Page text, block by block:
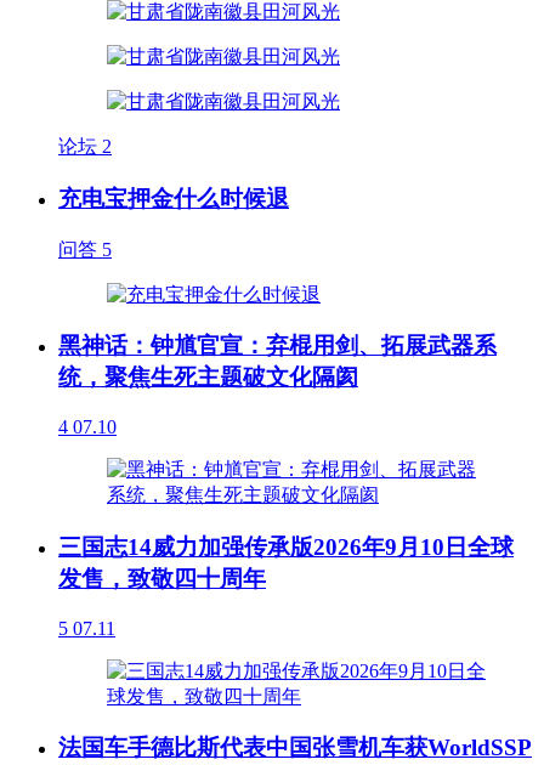
论坛 2
充电宝押金什么时候退
问答 5
黑神话：钟馗官宣：弃棍用剑、拓展武器系
统，聚焦生死主题破文化隔阂
4 07.10
三国志14威力加强传承版2026年9月10日全球
发售，致敬四十周年
5 07.11
法国车手德比斯代表中国张雪机车获WorldSSP